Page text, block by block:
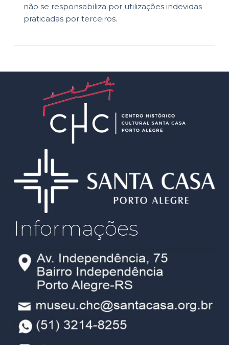
não se responsabiliza por utilizações indevidas
praticadas por terceiros.
Informações